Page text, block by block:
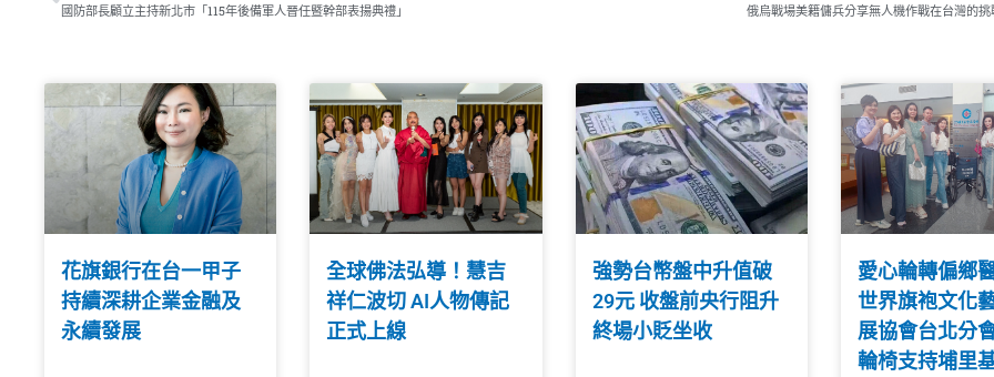
國防部長顧立主持新北市「115年後備軍人晉任暨幹部表揚典禮」 俄烏戰場美籍傭兵分享無人機作戰在台灣的
花旗銀行在台一甲子
持續深耕企業金融及
永續發展
全球佛法弘導！慧吉
祥仁波切 AI人物傳記
正式上線
強勢台幣盤中升值破
29元 收盤前央行阻升
終場小貶坐收
愛心輪轉偏鄉
世界旗袍文化
展協會台北分
輪椅支持埔里